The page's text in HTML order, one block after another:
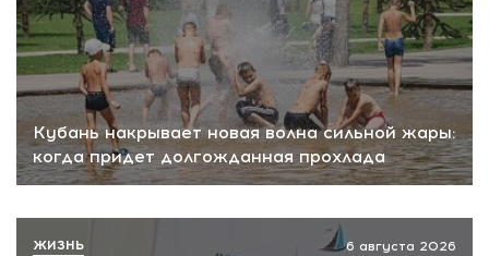
Кубань накрывает новая волна сильной жары:
когда придет долгожданная прохлада
6 августа 2026
ЖИЗНЬ